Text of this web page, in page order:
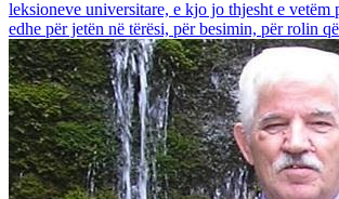
leksioneve universitare, e kjo jo thjesht e vetëm
edhe për jetën në tërësi, për besimin, për rolin